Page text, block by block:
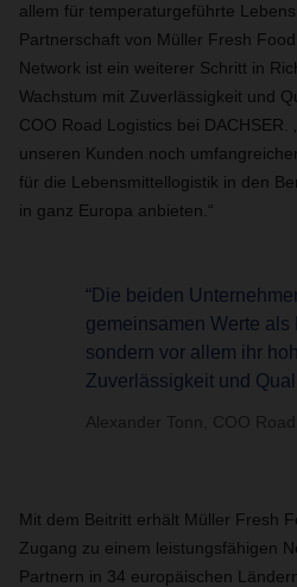
allem für temperaturgeführte
Partnerschaft von Müller Fresh
Network ist ein weiterer Schritt in
Wachstum mit Zuverlässigkeit und
COO Road Logistics bei DACHSER.
unseren Kunden noch
für die Lebensmittellogistik in den
in ganz Europa anbieten.“
“Die beiden
gemeinsamen Werte
sondern vor allem ihr
Zuverlässigkeit und
Alexander Tonn, COO
Mit dem Beitritt erhält Müller Fresh
Zugang zu einem leistungsfähigen
Partnern in 34 europäischen